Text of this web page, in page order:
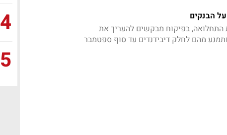
הבנקים
התחלואה, בפיקוח מבקשים להעריך את
מהם לחלק דיבידנדים עד סוף ספטמבר
4
5